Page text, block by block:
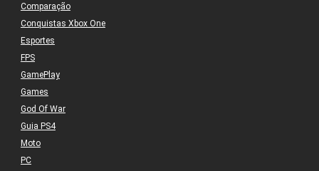
Comparação
Conquistas Xbox One
Esportes
FPS
GamePlay
Games
God Of War
Guia PS4
Moto
PC